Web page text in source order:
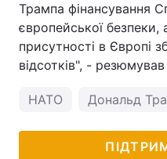
Трампа фінансування
європейської безпеки,
присутності в Європі
відсотків", - резюмував
НАТО Дональд